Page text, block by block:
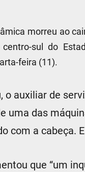
morreu ao
sul do
feira (11).
auxiliar de
uma das
com a cabeça.
que “um